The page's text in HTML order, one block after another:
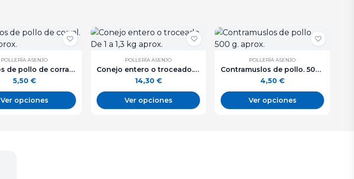
POLLERÍA ASENJO
Traseros de pollo de corral. 500 g. aprox.
5,50 €
Ver opciones
POLLERÍA ASENJO
Conejo entero o troceado. De 1 a 1,3 kg aprox.
14,30 €
Ver opciones
POLLERÍA ASENJO
Contramuslos de pollo. 500 g. aprox.
4,50 €
Ver opciones